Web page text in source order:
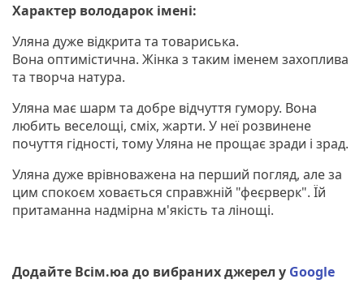
Характер володарок імені:
Уляна дуже відкрита та товариська.
Вона оптимістична. Жінка з таким іменем захоплива
та творча натура.
Уляна має шарм та добре відчуття гумору. Вона
любить веселощі, сміх, жарти. У неї розвинене
почуття гідності, тому Уляна не прощає зради і зрад.
Уляна дуже врівноважена на перший погляд, але за
цим спокоєм ховається справжній "феєрверк". Їй
притаманна надмірна м'якість та лінощі.
Додайте Всім.юа до вибраних джерел у Google